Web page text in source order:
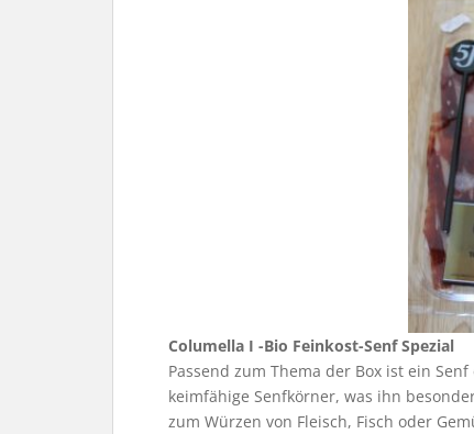
Columella I -Bio Feinkost-Senf Spezial
Passend zum Thema der Box ist ein
keimfähige Senfkörner, was ihn
zum Würzen von Fleisch, Fisch oder